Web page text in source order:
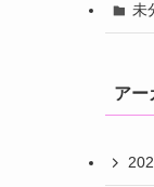
未
アー